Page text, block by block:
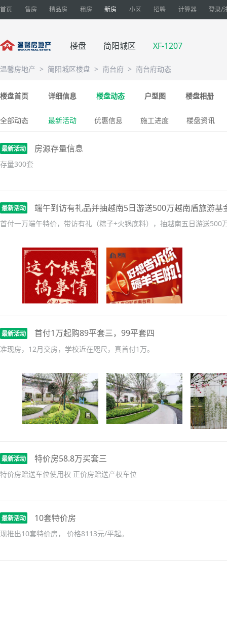
首页 售房 精品房 租房 新房 小区 招聘 计算器 登录/
楼盘 简阳城区 XF-1207
温馨房地产 > 简阳城区楼盘 > 南台府 > 南台府动态
楼盘首页 详细信息 楼盘动态 户型图 楼盘相册
全部动态 最新活动 优惠信息 施工进度 楼盘资讯
最新活动 房源存量信息
存量300套
最新活动 端午到访有礼品并抽越南5日游送500万越南盾旅游基
首付一万端午特价，带访有礼（粽子+火锅底料），抽越南五日游送500
最新活动 首付1万起购89平套三，99平套四
准现房，12月交房，学校近在咫尺，真首付1万。
最新活动 特价房58.8万买套三
特价房赠送车位使用权 正价房赠送产权车位
最新活动 10套特价房
现推出10套特价房， 价格8113元/平起。